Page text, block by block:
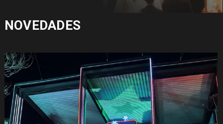
NOVEDADES